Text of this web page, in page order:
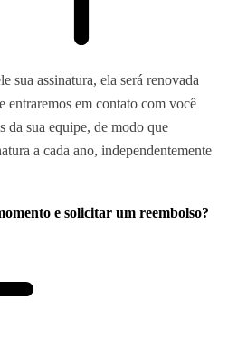
sua assinatura, ela será renovada
entraremos em contato com você
da sua equipe, de modo que
a cada ano, independentemente
e solicitar um reembolso?